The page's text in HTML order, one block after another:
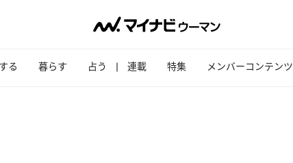
る 暮らす 占う 連載 特集 メンバーコンテンツ